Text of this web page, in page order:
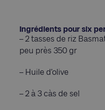
Ingrédients pour six
– 2 tasses de riz
peu près 350 gr
– Huile d’olive
– 2 à 3 càs de sel